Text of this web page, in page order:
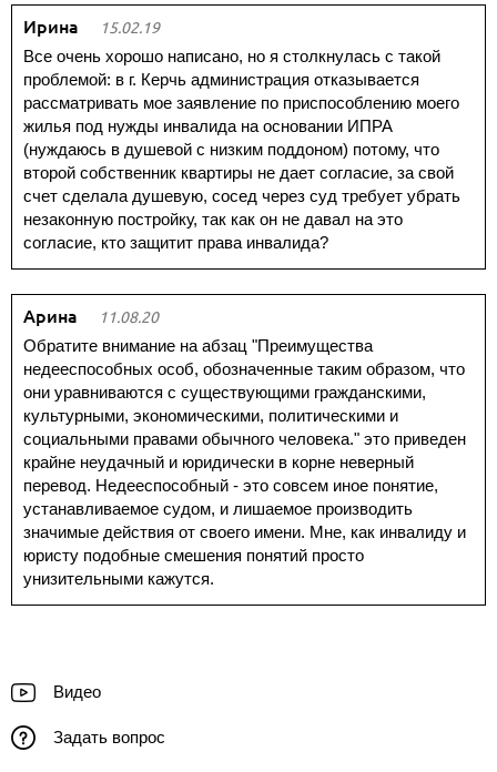
Ирина 15.02.19
Все очень хорошо написано, но я столкнулась с такой
проблемой: в г. Керчь администрация отказывается
рассматривать мое заявление по приспособлению моего
жилья под нужды инвалида на основании ИПРА
(нуждаюсь в душевой с низким поддоном) потому, что
второй собственник квартиры не дает согласие, за свой
счет сделала душевую, сосед через суд требует убрать
незаконную постройку, так как он не давал на это
согласие, кто защитит права инвалида?
Арина 11.08.20
Обратите внимание на абзац "Преимущества
недееспособных особ, обозначенные таким образом, что
они уравниваются с существующими гражданскими,
культурными, экономическими, политическими и
социальными правами обычного человека." это приведен
крайне неудачный и юридически в корне неверный
перевод. Недееспособный - это совсем иное понятие,
устанавливаемое судом, и лишаемое производить
значимые действия от своего имени. Мне, как инвалиду и
юристу подобные смешения понятий просто
унизительными кажутся.
Видео
Задать вопрос